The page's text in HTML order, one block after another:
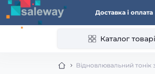
Доставка і оплата
Каталог
Відновлювальний